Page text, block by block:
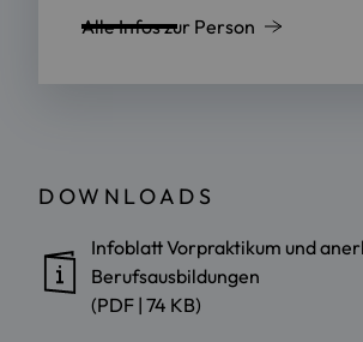
Alle Infos zur Person
DOWNLOADS
Infoblatt Vorpraktikum und
Berufsausbildungen
(PDF | 74 KB)